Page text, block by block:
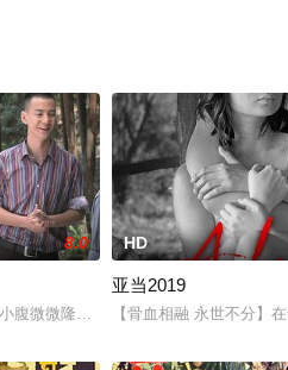
机，一天，一位名叫凯瑟琳（芭芭拉·欧
8.0
腹微微隆起，疑似怀孕。洞房之夜，唐
HD
亚当2019
【骨血相融 永世不分】